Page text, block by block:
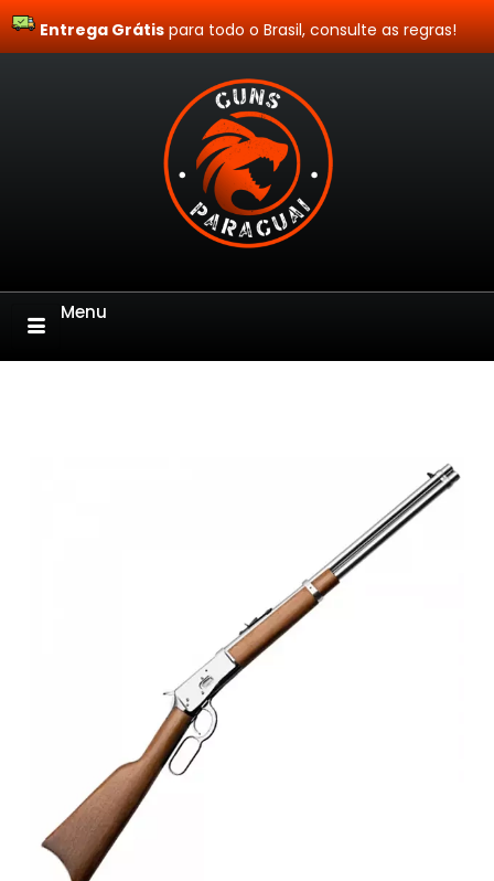
Site Blindado
Entrega Grátispara todo o Brasil, consulte as regras!
Menu